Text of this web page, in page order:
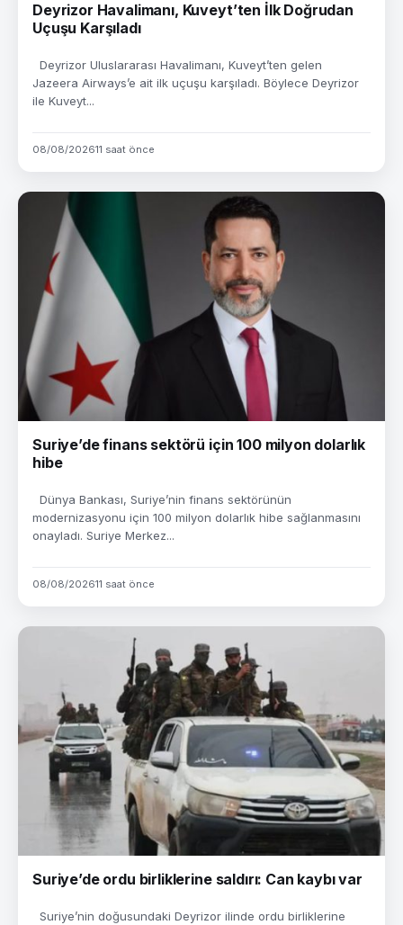
Deyrizor Havalimanı, Kuveyt’ten İlk Doğrudan
Uçuşu Karşıladı
Deyrizor Uluslararası Havalimanı, Kuveyt’ten gelen
Jazeera Airways’e ait ilk uçuşu karşıladı. Böylece Deyrizor
ile Kuveyt...
08/08/202611 saat önce
Suriye’de finans sektörü için 100 milyon dolarlık
hibe
Dünya Bankası, Suriye’nin finans sektörünün
modernizasyonu için 100 milyon dolarlık hibe sağlanmasını
onayladı. Suriye Merkez...
08/08/202611 saat önce
Suriye’de ordu birliklerine saldırı: Can kaybı var
Suriye’nin doğusundaki Deyrizor ilinde ordu birliklerine